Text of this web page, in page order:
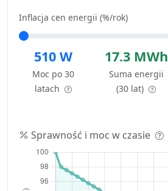
Inflacja cen energii (%/rok)
510 W
Moc po 30
latach
17.3 MWh
Suma energii
(30 lat)
Sprawność i moc w czasie